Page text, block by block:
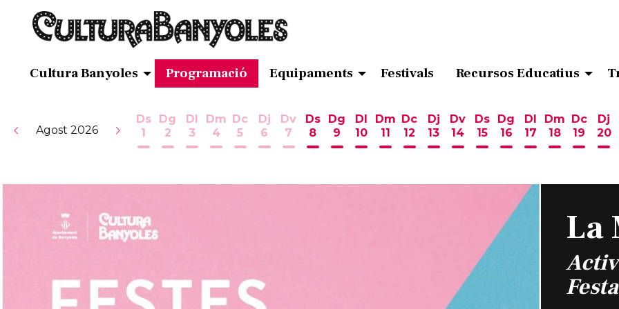
Cultura Banyoles Programació Equipaments Festivals Recursos Educatius
Agost 2026
Ds
1
Dissabte 1 d'agost
Dg
2
Diumenge 2 d'agost
Dl
3
Dilluns 3 d'agost
Dm
4
Dimarts 4 d'agost
Dc
5
Dimecres 5 d'agost
Dj
6
Dijous 6 d'agost
Dv
7
Divendres 7 d'agost
Ds
8
Dissabte 8 d'agost
Dg
9
Diumenge 9 d'agost
Dl
10
Dilluns 10 d'agost
Dm
11
Dimarts 11 d'agost
Dc
12
Dimecres 12 d'agost
Dj
13
Dijous 13 d'agost
Dv
14
Divendres 14 d'agost
Ds
15
Dissabte 15 d'agost
Dg
16
Diumenge 16
Dl
17
Dilluns 17
Dm
18
Dimarts 18
Dc
19
Dj
20
La